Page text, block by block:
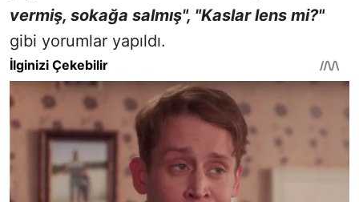
vermiş, sokağa salmış", "Kaslar lens mi?"
gibi yorumlar yapıldı.